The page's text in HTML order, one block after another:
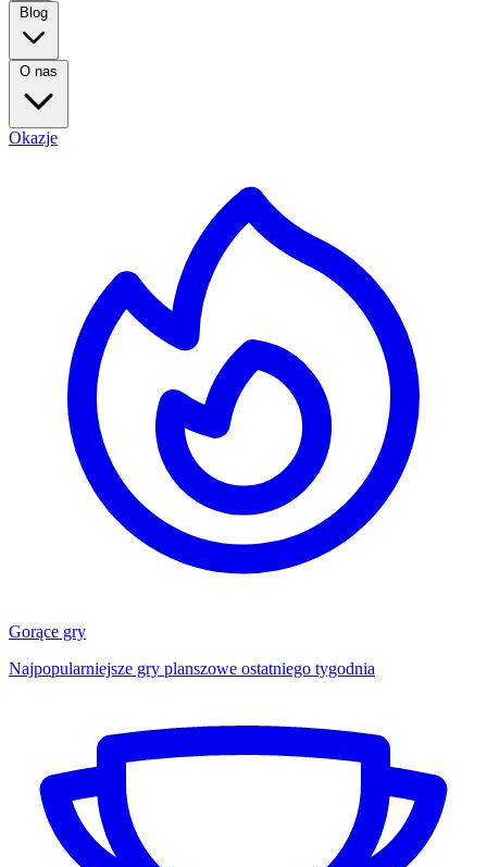
Blog
O nas
Okazje
Gorące gry
Najpopularniejsze gry planszowe ostatniego tygodnia